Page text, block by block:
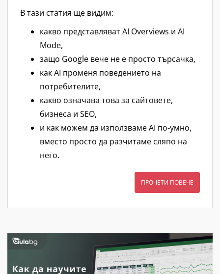
В тази статия ще видим:
какво представляват AI Overviews и AI
Mode,
защо Google вече не е просто търсачка,
как AI променя поведението на
потребителите,
какво означава това за сайтовете,
бизнеса и SEO,
и как можем да използваме AI по-умно,
вместо просто да разчитаме сляпо на
него.
ПРОЧЕТИ ПОВЕЧЕ